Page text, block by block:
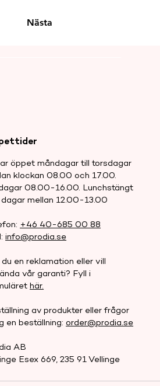
Nästa
öppet måndagar till torsdagar
klockan 08.00 och 17.00.
08.00-16.00. Lunchstängt
dagar mellan 12.00-13.00
+46 40-685 00 88
info@prodia.se
du en reklamation eller vill
vår garanti? Fyll i
här.
av produkter eller frågor
en beställning:order@prodia.se
AB
Esex 669, 235 91 Vellinge